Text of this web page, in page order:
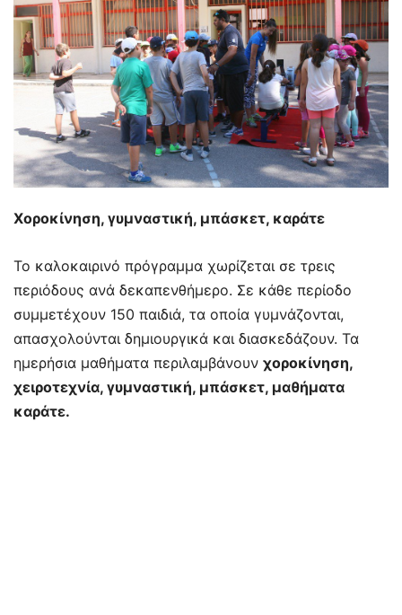
Χοροκίνηση, γυμναστική, μπάσκετ, καράτε
Το καλοκαιρινό πρόγραμμα χωρίζεται σε τρεις
περιόδους ανά δεκαπενθήμερο. Σε κάθε περίοδο
συμμετέχουν 150 παιδιά, τα οποία γυμνάζονται,
απασχολούνται δημιουργικά και διασκεδάζουν. Τα
ημερήσια μαθήματα περιλαμβάνουν χοροκίνηση,
χειροτεχνία, γυμναστική, μπάσκετ, μαθήματα
καράτε.